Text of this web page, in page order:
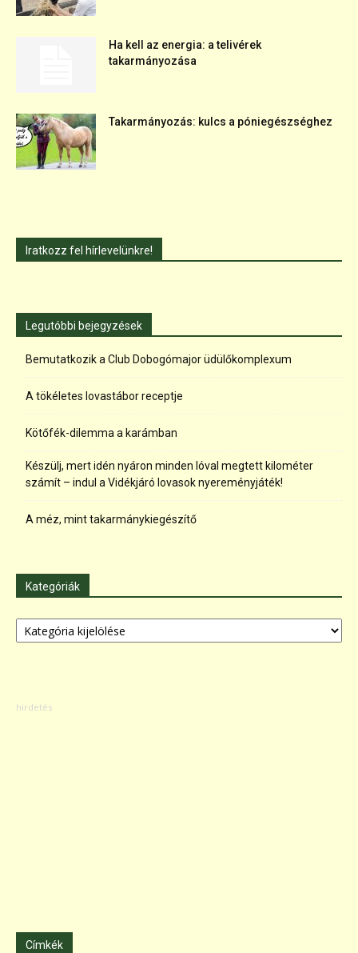
Ha kell az energia: a telivérek
takarmányozása
Takarmányozás: kulcs a póniegészséghez
Iratkozz fel hírlevelünkre!
Legutóbbi bejegyzések
Bemutatkozik a Club Dobogómajor üdülőkomplexum
A tökéletes lovastábor receptje
Kötőfék-dilemma a karámban
Készülj, mert idén nyáron minden lóval megtett kilométer
számít – indul a Vidékjáró lovasok nyereményjáték!
A méz, mint takarmánykiegészítő
Kategóriák
Kategóriák
Címkék